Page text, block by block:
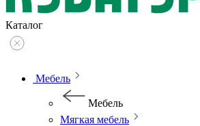
Каталог
Мебель
Мебель
Мягкая мебель